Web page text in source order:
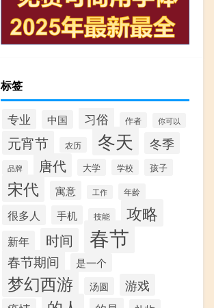
标签
专业 中国 习俗 作者 你可以
元宵节 农历 冬天 冬季
品牌 唐代 大学 学校 孩子
宋代 寓意 工作 年龄
很多人 手机 技能 攻略
新年 时间 春节
春节期间 是一个
梦幻西游 汤圆 游戏